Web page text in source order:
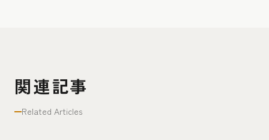
関連記事
Related Articles